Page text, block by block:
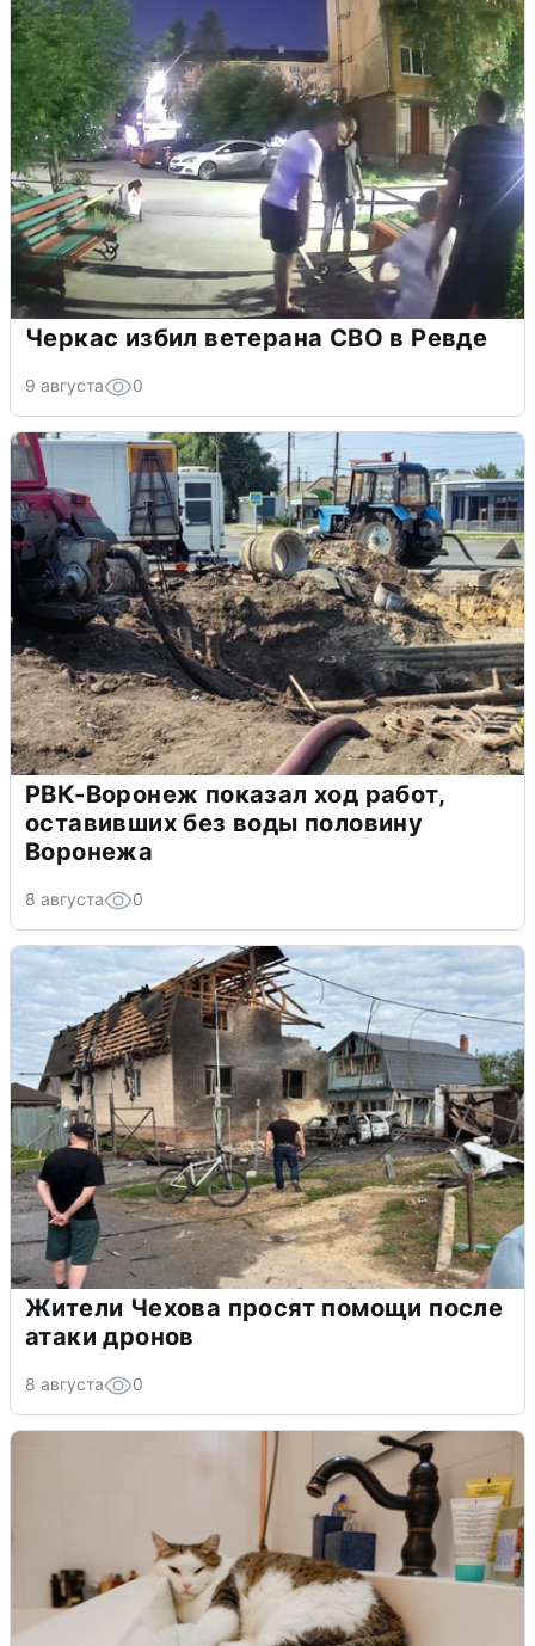
Черкас избил ветерана СВО в Ревде
9 августа 0
РВК-Воронеж показал ход работ,
оставивших без воды половину
Воронежа
8 августа 0
Жители Чехова просят помощи после
атаки дронов
8 августа 0